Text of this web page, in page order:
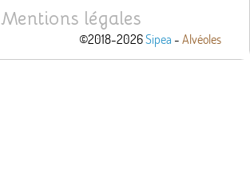
Mentions légales
©2018-2026Sipea -Alvéoles